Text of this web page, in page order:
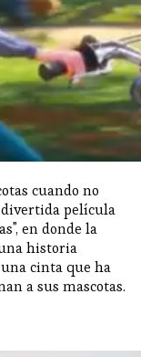
cuando no
divertida película
en donde la
historia
cinta que ha
a sus mascotas.